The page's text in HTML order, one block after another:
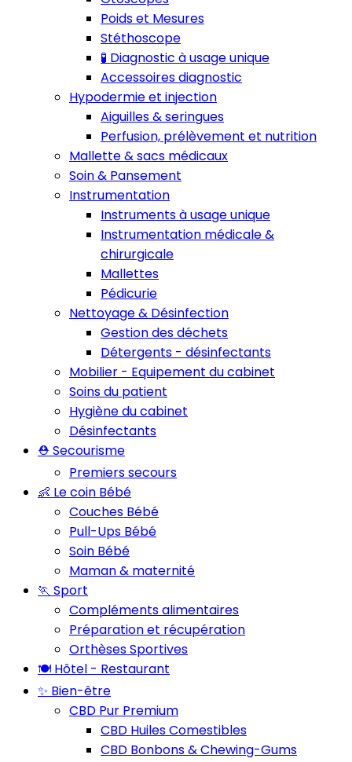
Poids et Mesures
Stéthoscope
🧪 Diagnostic à usage unique
Accessoires diagnostic
Hypodermie et injection
Aiguilles & seringues
Perfusion, prélèvement et nutrition
Mallette & sacs médicaux
Soin & Pansement
Instrumentation
Instruments à usage unique
Instrumentation médicale &
chirurgicale
Mallettes
Pédicurie
Nettoyage & Désinfection
Gestion des déchets
Détergents - désinfectants
Mobilier - Equipement du cabinet
Soins du patient
Hygiène du cabinet
Désinfectants
⛑️ Secourisme
Premiers secours
👶 Le coin Bébé
Couches Bébé
Pull-Ups Bébé
Soin Bébé
Maman & maternité
🏃 Sport
Compléments alimentaires
Préparation et récupération
Orthèses Sportives
🍽️ Hôtel - Restaurant
✨ Bien-être
CBD Pur Premium
CBD Huiles Comestibles
CBD Bonbons & Chewing-Gums